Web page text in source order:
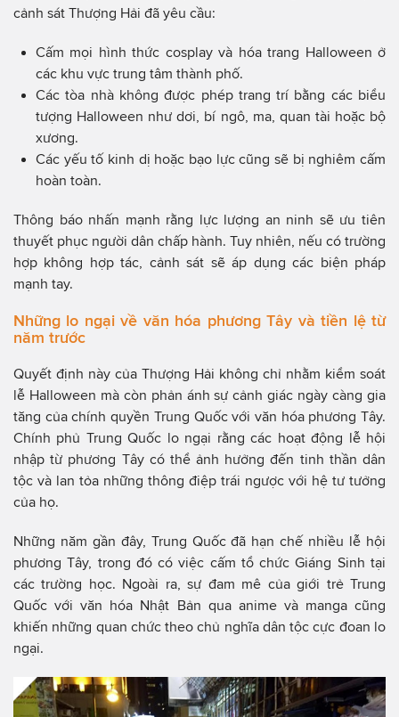
cảnh sát Thượng Hải đã yêu cầu:
Cấm mọi hình thức cosplay và hóa trang Halloween ở
các khu vực trung tâm thành phố.
Các tòa nhà không được phép trang trí bằng các biểu
tượng Halloween như dơi, bí ngô, ma, quan tài hoặc bộ
xương.
Các yếu tố kinh dị hoặc bạo lực cũng sẽ bị nghiêm cấm
hoàn toàn.
Thông báo nhấn mạnh rằng lực lượng an ninh sẽ ưu tiên
thuyết phục người dân chấp hành. Tuy nhiên, nếu có trường
hợp không hợp tác, cảnh sát sẽ áp dụng các biện pháp
mạnh tay.
Những lo ngại về văn hóa phương Tây và tiền lệ từ
năm trước
Quyết định này của Thượng Hải không chỉ nhằm kiểm soát
lễ Halloween mà còn phản ánh sự cảnh giác ngày càng gia
tăng của chính quyền Trung Quốc với văn hóa phương Tây.
Chính phủ Trung Quốc lo ngại rằng các hoạt động lễ hội
nhập từ phương Tây có thể ảnh hưởng đến tinh thần dân
tộc và lan tỏa những thông điệp trái ngược với hệ tư tưởng
của họ.
Những năm gần đây, Trung Quốc đã hạn chế nhiều lễ hội
phương Tây, trong đó có việc cấm tổ chức Giáng Sinh tại
các trường học. Ngoài ra, sự đam mê của giới trẻ Trung
Quốc với văn hóa Nhật Bản qua anime và manga cũng
khiến những quan chức theo chủ nghĩa dân tộc cực đoan lo
ngại.